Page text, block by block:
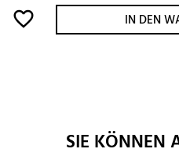
favorite_border IN DEN
SIE KÖNNEN